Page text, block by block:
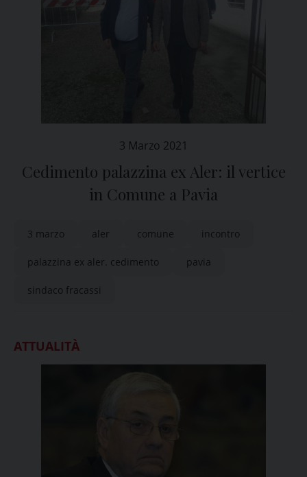
3 Marzo 2021
Cedimento palazzina ex Aler: il vertice
in Comune a Pavia
3 marzo aler comune incontro
palazzina ex aler. cedimento pavia
sindaco fracassi
ATTUALITÀ